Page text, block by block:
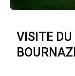
VISITE